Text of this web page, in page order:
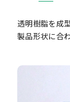
透明樹脂を成
製品形状に合